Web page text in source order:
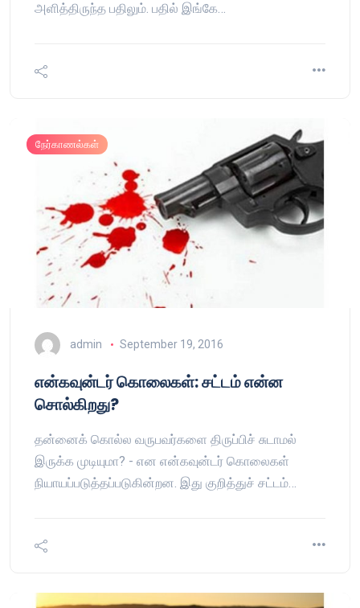
அளித்திருந்த பதிலும். பதில் இங்கே…
நேர்காணல்கள்
admin September 19, 2016
என்கவுன்டர் கொலைகள்: சட்டம் என்ன
சொல்கிறது?
தன்னைக் கொல்ல வருபவர்களை திருப்பிச் சுடாமல்
இருக்க முடியுமா? - என என்கவுன்டர் கொலைகள்
நியாயப்படுத்தப்படுகின்றன. இது குறித்துச் சட்டம்…